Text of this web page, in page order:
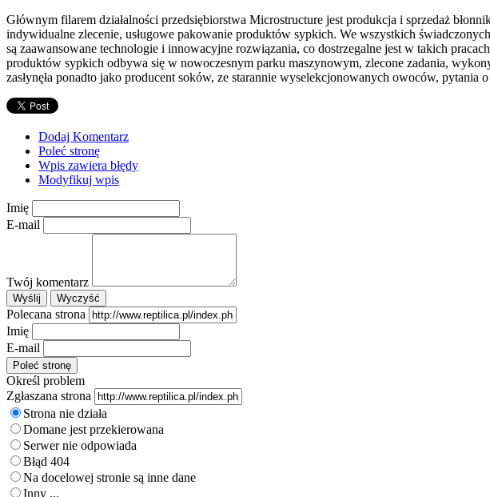
Głównym filarem działalności przedsiębiorstwa Microstructure jest produkcja i sprzedaż
indywidualne zlecenie, usługowe pakowanie produktów sypkich. We wszystkich
są zaawansowane technologie i innowacyjne rozwiązania, co dostrzegalne jest w takich
produktów sypkich odbywa się w nowoczesnym parku maszynowym, zlecone zadania,
zasłynęła ponadto jako producent soków, ze starannie wyselekcjonowanych owoców, pytania
Dodaj Komentarz
Poleć stronę
Wpis zawiera błędy
Modyfikuj wpis
Imię
E-mail
Twój komentarz
Polecana strona
Imię
E-mail
Określ problem
Zgłaszana strona
Strona nie działa
Domane jest przekierowana
Serwer nie odpowiada
Błąd 404
Na docelowej stronie są inne dane
Inny ...